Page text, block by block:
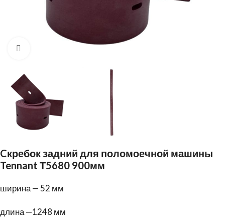
Cкребок задний для поломоечной машины
Tennant Т5680 900мм
ширина — 52 мм
длина —1248 мм